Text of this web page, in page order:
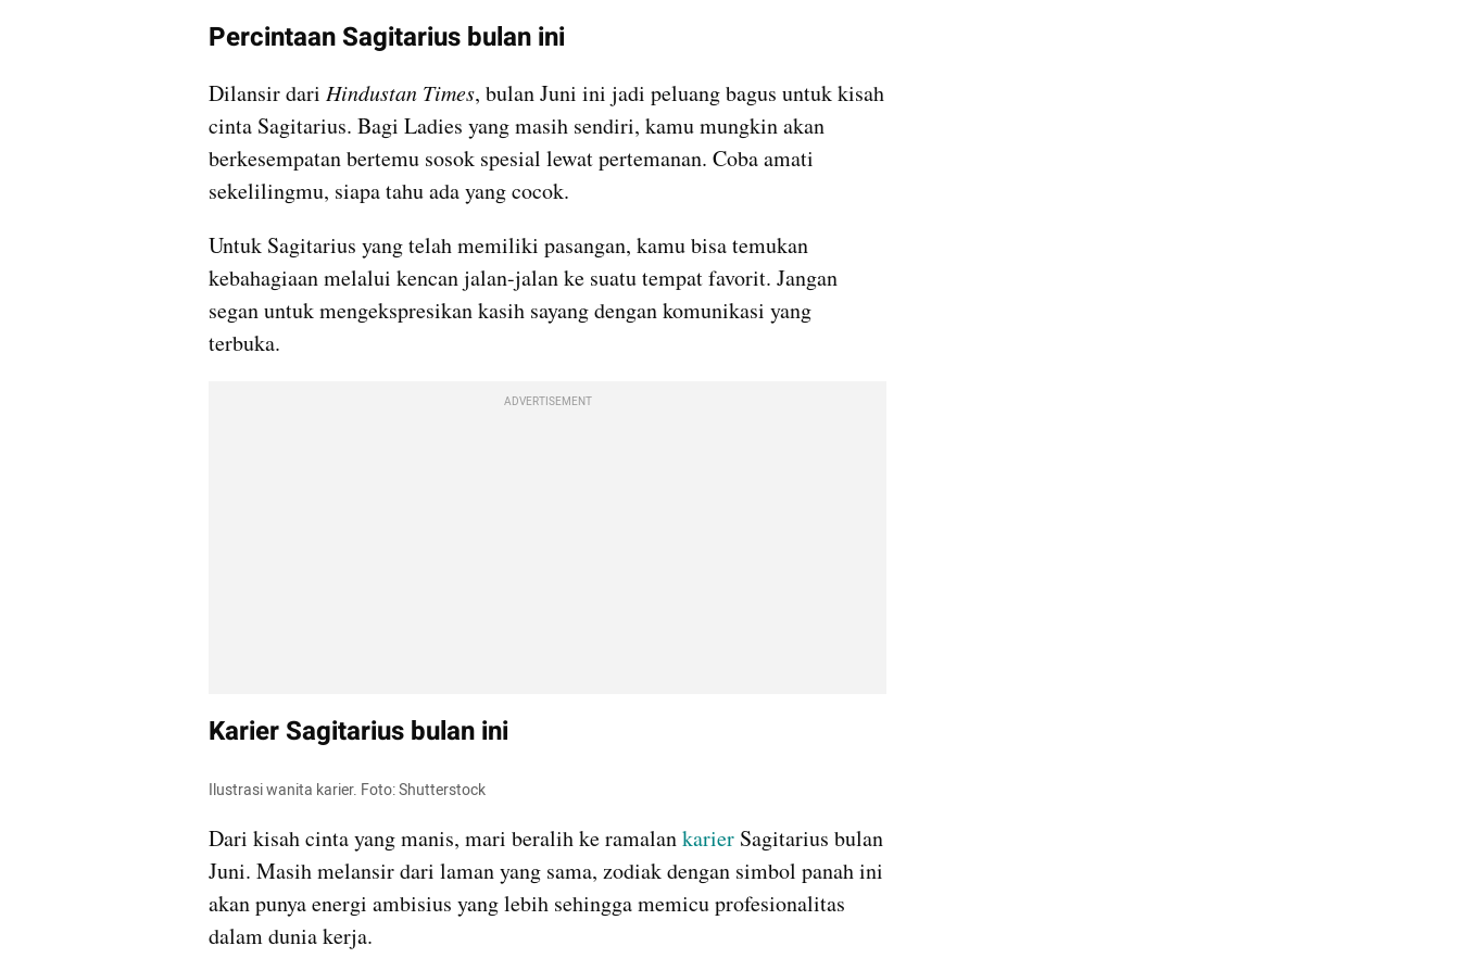
Percintaan Sagitarius bulan ini
Dilansir dari Hindustan Times, bulan Juni ini jadi peluang bagus untuk kisah
cinta Sagitarius. Bagi Ladies yang masih sendiri, kamu mungkin akan
berkesempatan bertemu sosok spesial lewat pertemanan. Coba amati
sekelilingmu, siapa tahu ada yang cocok.
Untuk Sagitarius yang telah memiliki pasangan, kamu bisa temukan
kebahagiaan melalui kencan jalan-jalan ke suatu tempat favorit. Jangan
segan untuk mengekspresikan kasih sayang dengan komunikasi yang
terbuka.
ADVERTISEMENT
Karier Sagitarius bulan ini
Ilustrasi wanita karier. Foto: Shutterstock
Dari kisah cinta yang manis, mari beralih ke ramalan karier Sagitarius bulan
Juni. Masih melansir dari laman yang sama, zodiak dengan simbol panah ini
akan punya energi ambisius yang lebih sehingga memicu profesionalitas
dalam dunia kerja.